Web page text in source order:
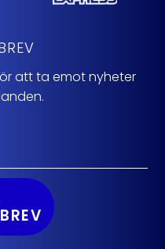
att ta emot nyheter